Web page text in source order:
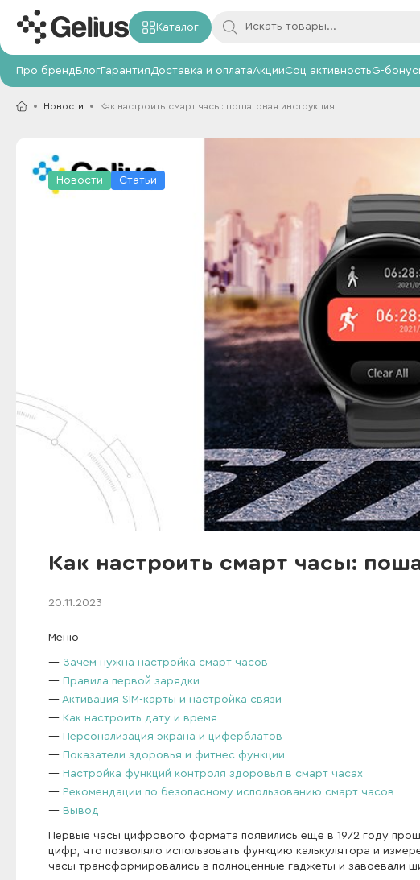
Каталог
Про брендБлогГарантия Доставка и оплатаАкцииСоц активностьG-
Новости Как настроить смарт часы: пошаговая инструкция
Новости Статьи
Как настроить смарт часы:
20.11.2023
Меню
Зачем нужна настройка смарт часов
Правила первой зарядки
Активация SIM-карты и настройка связи
Как настроить дату и время
Персонализация экрана и циферблатов
Показатели здоровья и фитнес функции
Настройка функций контроля здоровья в смарт часах
Рекомендации по безопасному использованию смарт часов
Вывод
Первые часы цифрового формата появились еще в 1972 году
цифр, что позволяло использовать функцию калькулятора и
часы трансформировались в полноценные гаджеты и завоевали